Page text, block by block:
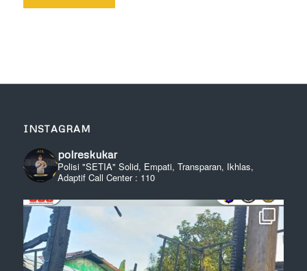
INSTAGRAM
polreskukar
Polisi "SETIA" Solid, Empati, Transparan, Ikhlas,
AdaptifCall Center : 110